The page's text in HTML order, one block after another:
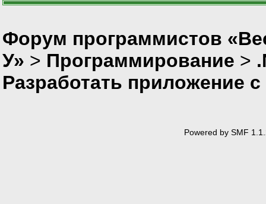
Форум программистов
У» > Программирование >
Разработать приложение
Powered by SMF